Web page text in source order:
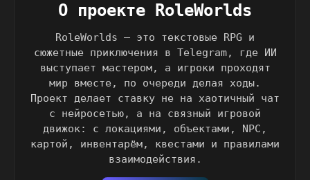
О проекте RoleWorlds
RoleWorlds — это текстовые RPG и
сюжетные приключения в Telegram, где ИИ
выступает мастером, а игроки проходят
мир вместе, по очереди делая ходы.
Проект делает ставку не на хаотичный чат
с нейросетью, а на связный игровой
движок: с локациями, объектами, NPC,
картой, инвентарём, квестами и правилами
взаимодействия.